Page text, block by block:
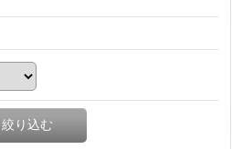
絞り込む